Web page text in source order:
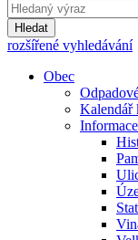
Hledat
rozšířené vyhledávání
Obec
Kalendář